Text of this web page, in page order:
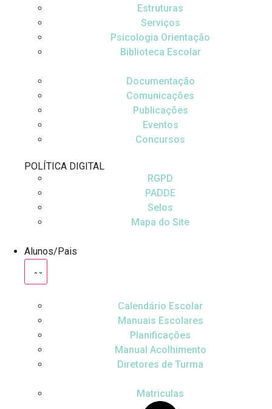
Estruturas
Serviços
Psicologia Orientação
Biblioteca Escolar
Documentação
Comunicações
Publicações
Eventos
Concursos
POLÍTICA DIGITAL
RGPD
PADDE
Selos
Mapa do Site
Alunos/Pais
Calendário Escolar
Manuais Escolares
Planificações
Manual Acolhimento
Diretores de Turma
Matriculas